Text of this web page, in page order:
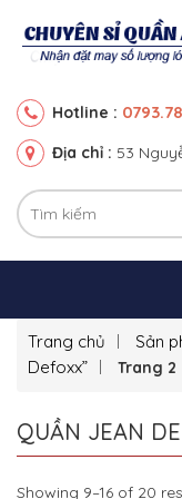
Hotline :
Địa chỉ : 53
Trang chủ
Sản
Defoxx”
Trang 2
QUẦN JEAN
Showing 9–16 of 20